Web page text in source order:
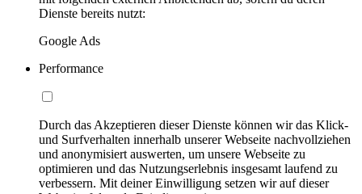
Dienste bereits nutzt:
Google Ads
Performance
Durch das Akzeptieren dieser Dienste können wir das Klick-
und Surfverhalten innerhalb unserer Webseite nachvollziehen
und anonymisiert auswerten, um unsere Webseite zu
optimieren und das Nutzungserlebnis insgesamt laufend zu
verbessern. Mit deiner Einwilligung setzen wir auf dieser